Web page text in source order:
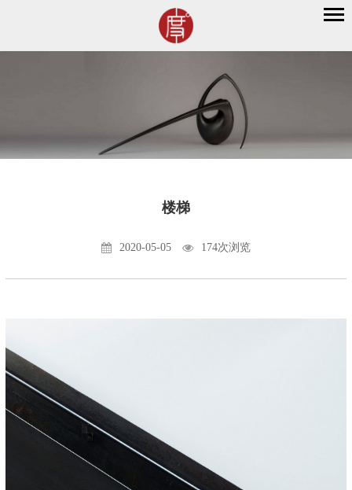
楼梯
2020-05-05 174次浏览